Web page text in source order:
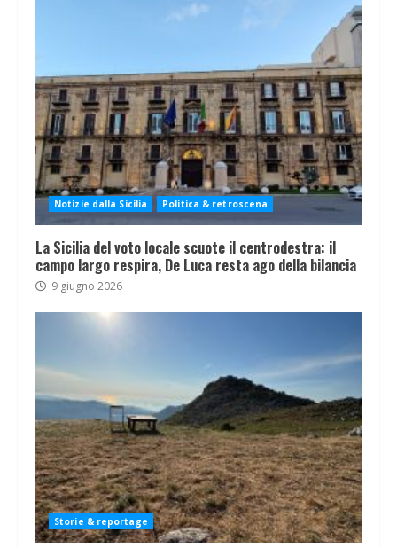
Notizie dalla Sicilia Politica & retroscena
La Sicilia del voto locale scuote il centrodestra: il
campo largo respira, De Luca resta ago della bilancia
9 giugno 2026
Storie & reportage